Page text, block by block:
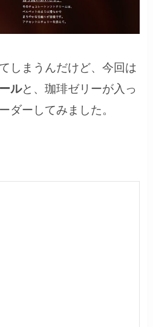
しまうんだけど、今回は
ルと、珈琲ゼリーが入っ
ダーしてみました。